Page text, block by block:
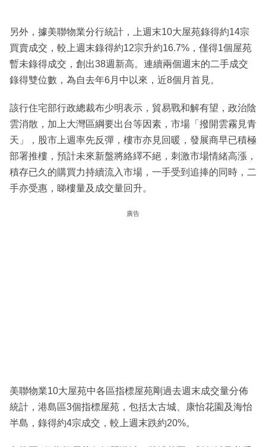
另外，據美聯物業分行統計，上週末10大屋苑錄得約14宗
買賣成交，較上週末錄得約12宗升約16.7%，僅得1個屋苑
暫未錄得成交，創出38週新高。連續兩個週末的二手成交
錄得雙位數，為自去年6月中以來，近8個月首見。
該行住宅部行政總裁布少明表示，貿易戰和解有望，政治陰
雲消散，加上大灣區綱要出台等因素，市場「撥開雲霧見青
天」，股市上週率先反彈，樓市亦見回暖，發展商早已積極
部署推樓，預計未來新盤將絡繹不絕，刺激市場情緒高漲，
積存已久的購買力持續流入市場，一手受到追捧的同時，二
手亦受惠，睇樓量及成交量回升。
廣告
美聯物業10大屋苑中各區指標屋苑剛過去週末成交量分佈
統計，港島區3個指標屋苑，包括太古城、康怡花園及海怡
半島，錄得約4宗成交，較上週末跌約20%。